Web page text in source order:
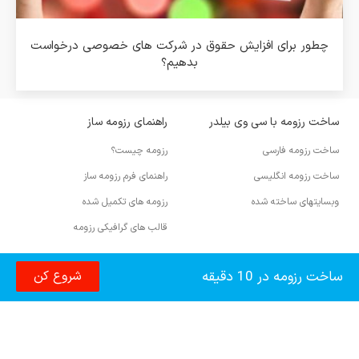
چطور برای افزایش حقوق در شرکت های خصوصی درخواست
بدهیم؟
ساخت رزومه در 10 دقیقه شروع کن
ساخت رزومه با سی وی بیلدر
ساخت رزومه فارسی
ساخت رزومه انگلیسی
وبسایتهای ساخته شده
راهنمای رزومه ساز
رزومه چیست؟
راهنمای فرم رزومه ساز
رزومه های تکمیل شده
قالب های گرافیکی رزومه